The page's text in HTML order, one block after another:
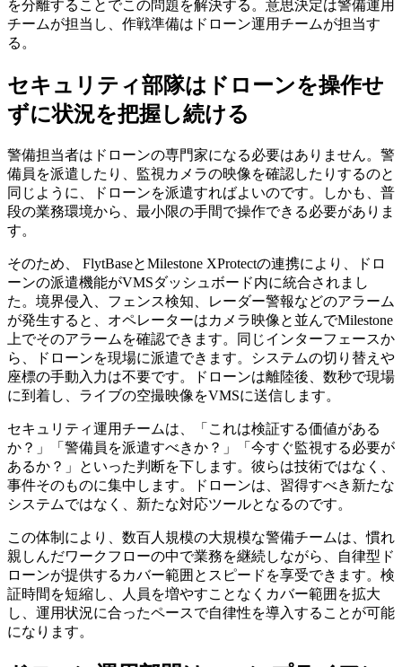
を分離することでこの問題を解決する。意思決定は警備運用
チームが担当し、作戦準備はドローン運用チームが担当す
る。
セキュリティ部隊はドローンを操作せ
ずに状況を把握し続ける
警備担当者はドローンの専門家になる必要はありません。警
備員を派遣したり、監視カメラの映像を確認したりするのと
同じように、ドローンを派遣すればよいのです。しかも、普
段の業務環境から、最小限の手間で操作できる必要がありま
す。
そのため、 FlytBaseとMilestone XProtectの連携により、ドロ
ーンの派遣機能がVMSダッシュボード内に統合されまし
た。境界侵入、フェンス検知、レーダー警報などのアラーム
が発生すると、オペレーターはカメラ映像と並んでMilestone
上でそのアラームを確認できます。同じインターフェースか
ら、ドローンを現場に派遣できます。システムの切り替えや
座標の手動入力は不要です。ドローンは離陸後、数秒で現場
に到着し、ライブの空撮映像をVMSに送信します。
セキュリティ運用チームは、「これは検証する価値がある
か？」「警備員を派遣すべきか？」「今すぐ監視する必要が
あるか？」といった判断を下します。彼らは技術ではなく、
事件そのものに集中します。ドローンは、習得すべき新たな
システムではなく、新たな対応ツールとなるのです。
この体制により、数百人規模の大規模な警備チームは、慣れ
親しんだワークフローの中で業務を継続しながら、自律型ド
ローンが提供するカバー範囲とスピードを享受できます。検
証時間を短縮し、人員を増やすことなくカバー範囲を拡大
し、運用状況に合ったペースで自律性を導入することが可能
になります。